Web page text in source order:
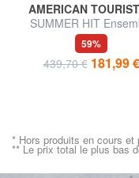
AMERICAN
SUMMER HIT
cabine + trolley moyen +
59%
439,70 € 181,99 €
* Hors produits en cours
** Le prix total le plus bas